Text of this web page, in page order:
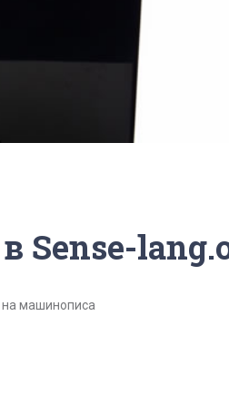
Sense-
машинописа